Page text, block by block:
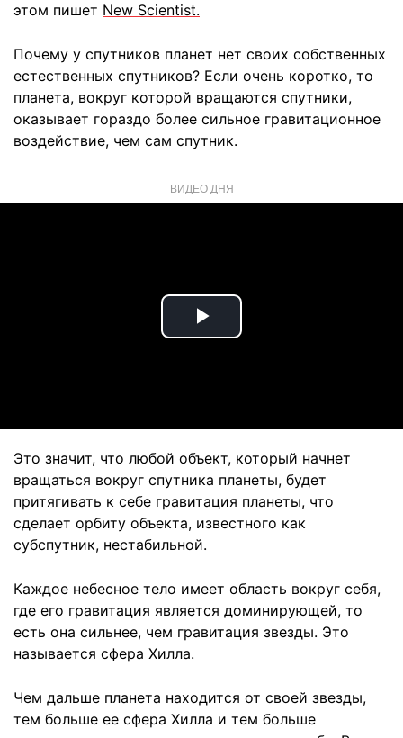
этом пишет New Scientist.
Почему у спутников планет нет своих собственных
естественных спутников? Если очень коротко, то
планета, вокруг которой вращаются спутники,
оказывает гораздо более сильное гравитационное
воздействие, чем сам спутник.
ВИДЕО ДНЯ
Play
Это значит, что любой объект, который начнет
вращаться вокруг спутника планеты, будет
притягивать к себе гравитация планеты, что
сделает орбиту объекта, известного как
субспутник, нестабильной.
Каждое небесное тело имеет область вокруг себя,
где его гравитация является доминирующей, то
есть она сильнее, чем гравитация звезды. Это
называется сфера Хилла.
Чем дальше планета находится от своей звезды,
тем больше ее сфера Хилла и тем больше